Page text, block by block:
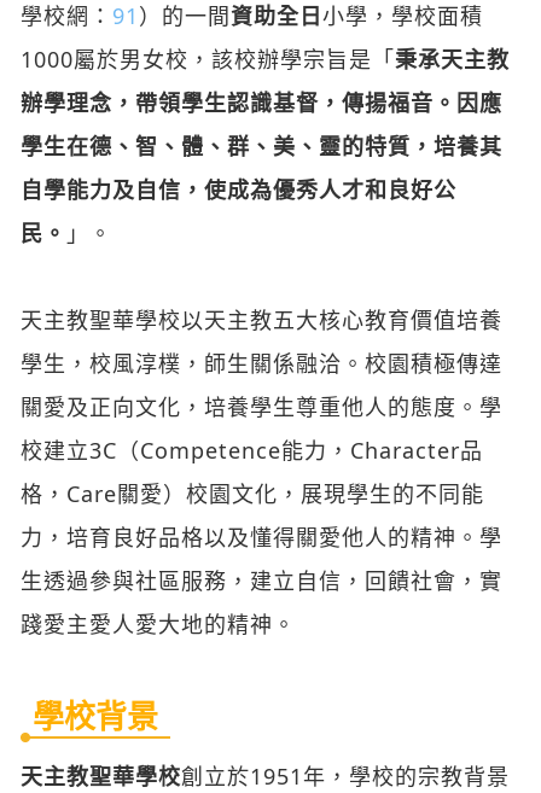
學校網： 91 ）的一間資助全日 小學，學校面積
1000屬於男女校，該校辦學宗旨是「秉承天主教
辦學理念，帶領學生認識基督，傳揚福音。因應
學生在德、智、體、群、美、靈的特質，培養其
自學能力及自信，使成為優秀人才和良好公
民。 」。
天主教聖華學校以天主教五大核心教育價值培養
學生，校風淳樸，師生關係融洽。校園積極傳達
關愛及正向文化，培養學生尊重他人的態度。學
校建立3C（Competence能力，Character品
格，Care關愛）校園文化，展現學生的不同能
力，培育良好品格以及懂得關愛他人的精神。學
生透過參與社區服務，建立自信，回饋社會，實
踐愛主愛人愛大地的精神。
學校背景
天主教聖華學校創立於1951年，學校的宗教背景